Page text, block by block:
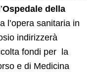
Ospedale della
l’opera sanitaria in
indirizzerà
fondi per la
e di Medicina